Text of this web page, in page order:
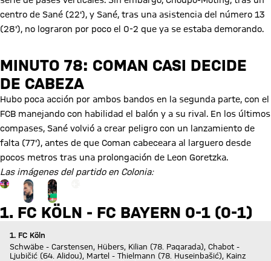
centro de Sané (22'), y Sané, tras una asistencia del número 13
(28'), no lograron por poco el 0-2 que ya se estaba demorando.
MINUTO 78: COMAN CASI DECIDE
DE CABEZA
Hubo poca acción por ambos bandos en la segunda parte, con el
FCB manejando con habilidad el balón y a su rival. En los últimos
compases, Sané volvió a crear peligro con un lanzamiento de
falta (77'), antes de que Coman cabeceara al larguero desde
pocos metros tras una prolongación de Leon Goretzka.
Las imágenes del partido en Colonia:
Ir a la página de la galería: Ver galería
1. FC KÖLN - FC BAYERN 0-1 (0-1)
1. FC Köln
Schwäbe - Carstensen, Hübers, Kilian (78. Paqarada), Chabot -
Ljubičić (64. Alidou), Martel - Thielmann (78. Huseinbašić), Kainz